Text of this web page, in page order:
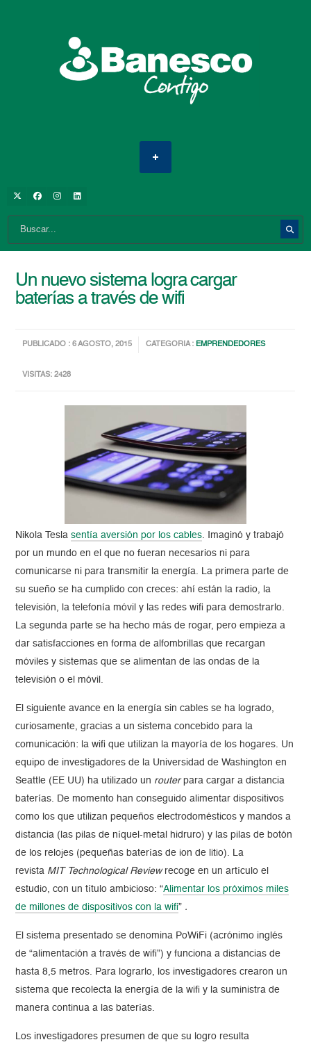
Un nuevo sistema logra cargar
baterías a través de wifi
PUBLICADO : 6 AGOSTO, 2015 CATEGORIA : EMPRENDEDORES
VISITAS: 2428
Nikola Teslasentía aversión por los cables. Imaginó y trabajó
por un mundo en el que no fueran necesarios ni para
comunicarse ni para transmitir la energía. La primera parte de
su sueño se ha cumplido con creces: ahí están la radio, la
televisión, la telefonía móvil y las redes wifi para demostrarlo.
La segunda parte se ha hecho más de rogar, pero empieza a
dar satisfacciones en forma de alfombrillas que recargan
móviles y sistemas que se alimentan de las ondas de la
televisión o el móvil.
El siguiente avance en la energía sin cables se ha logrado,
curiosamente, gracias a un sistema concebido para la
comunicación: la wifi que utilizan la mayoría de los hogares. Un
equipo de investigadores de la Universidad de Washington en
Seattle (EE UU) ha utilizado un routerpara cargar a distancia
baterías. De momento han conseguido alimentar dispositivos
como los que utilizan pequeños electrodomésticos y mandos a
distancia (las pilas de níquel-metal hidruro) y las pilas de botón
de los relojes (pequeñas baterías de ion de litio). La
revista MIT Technological Reviewrecoge en un artículo el
estudio, con un título ambicioso: “Alimentar los próximos miles
de millones de dispositivos con la wifi” .
El sistema presentado se denomina PoWiFi (acrónimo inglés
de “alimentación a través de wifi”) y funciona a distancias de
hasta 8,5 metros. Para lograrlo, los investigadores crearon un
sistema que recolecta la energía de la wifi y la suministra de
manera continua a las baterías.
Los investigadores presumen de que su logro resulta